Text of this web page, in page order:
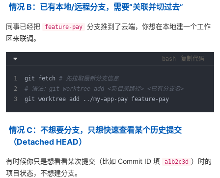
情况 B：已有本地/远程分支，需要“关联并切过去”
同事已经把 feature-pay
分支推到了云端，你想在本地建一个工作
区来联调。
bash 复制代码
git fetch # 先拉取最新分支信息
# 语法：git worktree add <新目录路径> <已有分支名>
git worktree add ../my-app-pay feature-pay
情况 C：不想要分支，只想快速查看某个历史提交
（Detached HEAD）
有时候你只是想看看某次提交（比如 Commit ID 填 a1b2c3d ）时的
项目状态，不想建分支。